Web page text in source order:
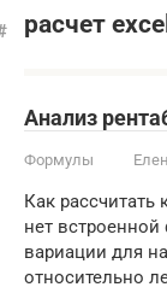
расчет excel
Анализ
Формулы
Как рассчитать
нет
вариации для
относительно